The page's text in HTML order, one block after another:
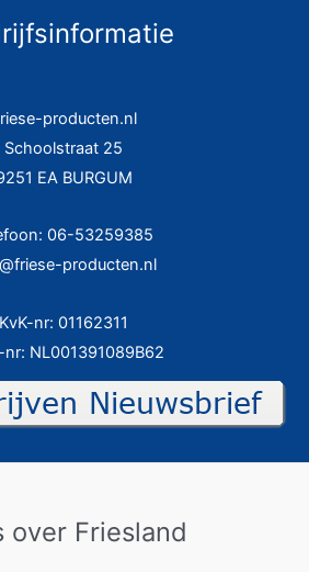
producten.nl
Schoolstraat 25
EA BURGUM
06-53259385
producten.nl
KvK-nr: 01162311
nr: NL001391089B62
over Friesland